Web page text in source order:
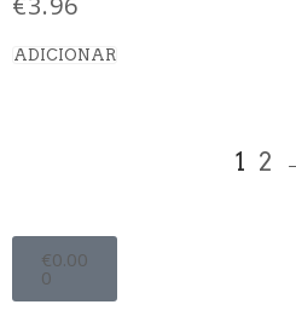
ADICIONAR
1 2
€0.00
0